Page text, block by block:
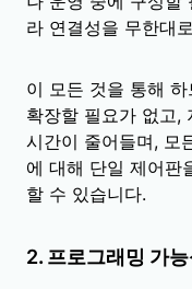
라 연결성을 무한대
이 모든 것을 통해
확장할 필요가 없고,
시간이 줄어들며, 모
에 대해 단일 제어판
할 수 있습니다.
2. 프로그래밍 가능